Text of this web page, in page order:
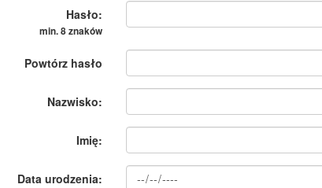
Hasło:
min. 8 znaków
Powtórz hasło
Nazwisko:
Imię:
Data urodzenia: